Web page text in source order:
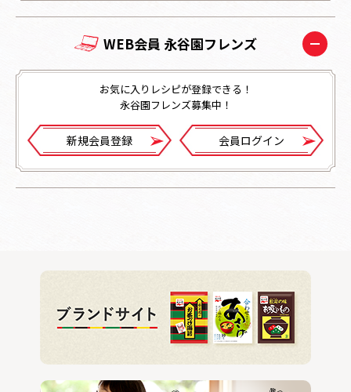
WEB会員 永谷園フレンズ
お気に入りレシピが登録できる！
永谷園フレンズ募集中！
新規会員登録 会員ログイン